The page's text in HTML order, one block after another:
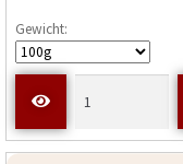
Gewicht: